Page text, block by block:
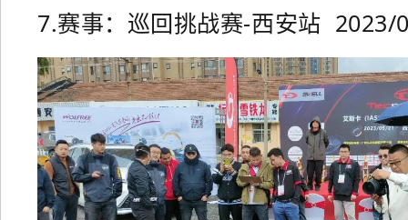
7.赛事：巡回挑战赛-西安站 2023/